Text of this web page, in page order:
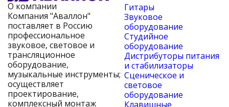
О компании
Компания "Аваллон"
поставляет в Россию
профессиональное
звуковое, световое и
трансляционное
оборудование,
музыкальные инструменты;
осуществляет
проектирование,
комплексный монтаж
Гитары
Звуковое
оборудование
Студийное
оборудование
Дистрибуторы питания
и стабилизаторы
Сценическое и
световое
оборудование
Клавишные